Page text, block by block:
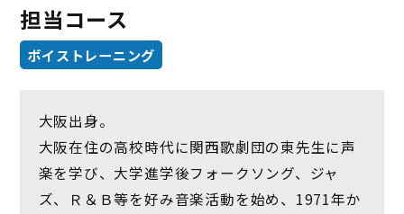
担当コース
ボイストレーニング
大阪出身。
大阪在住の高校時代に関西歌劇団の東先生に声
楽を学び、大学進学後フォークソング、ジャ
ズ、Ｒ＆Ｂ等を好み音楽活動を始め、1971年か